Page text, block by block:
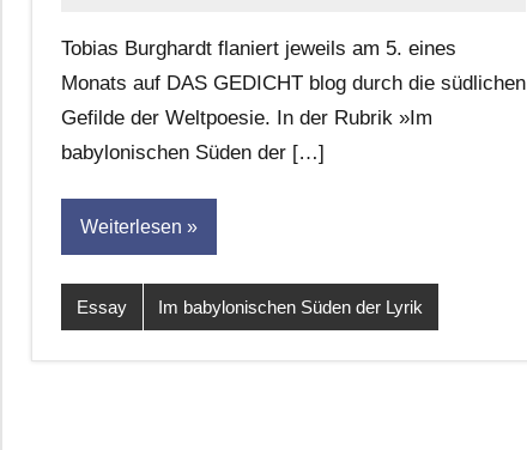
Leitner
Tobias Burghardt flaniert jeweils am 5. eines
Monats auf DAS GEDICHT blog durch die südlichen
Gefilde der Weltpoesie. In der Rubrik »Im
babylonischen Süden der […]
Weiterlesen
Essay Im babylonischen Süden der Lyrik